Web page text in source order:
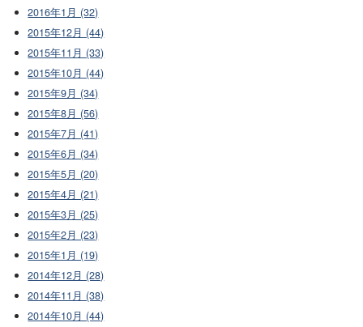
2016年1月 (32)
2015年12月 (44)
2015年11月 (33)
2015年10月 (44)
2015年9月 (34)
2015年8月 (56)
2015年7月 (41)
2015年6月 (34)
2015年5月 (20)
2015年4月 (21)
2015年3月 (25)
2015年2月 (23)
2015年1月 (19)
2014年12月 (28)
2014年11月 (38)
2014年10月 (44)